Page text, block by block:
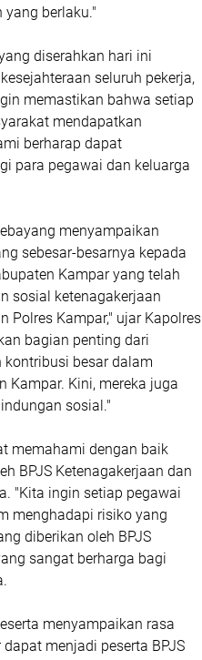
berlaku."
diserahkan hari ini
seluruh pekerja,
memastikan bahwa setiap
mendapatkan
berharap dapat
para pegawai dan keluarga
menyampaikan
sebesar-besarnya kepada
Kampar yang telah
sosial ketenagakerjaan
Polres Kampar," ujar Kapolres
bagian penting dari
besar dalam
Kampar. Kini, mereka juga
sosial."
memahami dengan baik
BPJS Ketenagakerjaan dan
"Kita ingin setiap pegawai
menghadapi risiko yang
diberikan oleh BPJS
sangat berharga bagi
menyampaikan rasa
menjadi peserta BPJS